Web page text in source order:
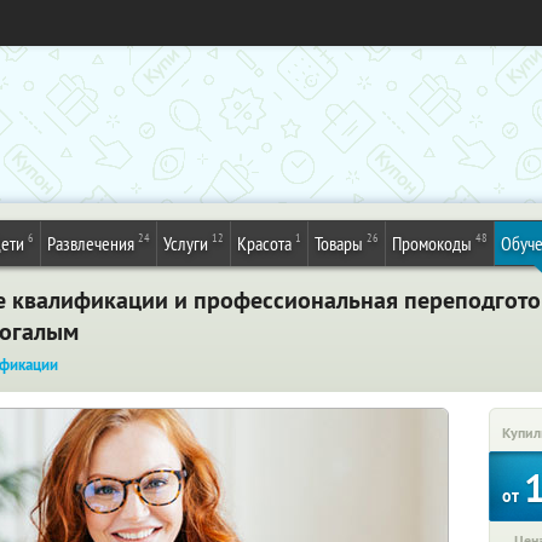
6 Развлечения 24 Услуги 12 Красота 1 Товары 26 Промокоды 48
и профессиональная
от